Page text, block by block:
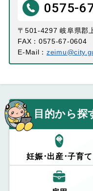
0575-
〒501-4297 岐阜県郡
FAX：0575-67-0604
E-Mail：
目的から探
妊娠･出産･子育て